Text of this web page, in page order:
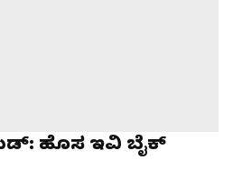
ಹೊಸ ಇವಿ ಬೈಕ್